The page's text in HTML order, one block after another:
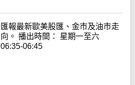
匯報最新歐美股匯、金市及油市走
向。 播出時間： 星期一至六
06:35-06:45